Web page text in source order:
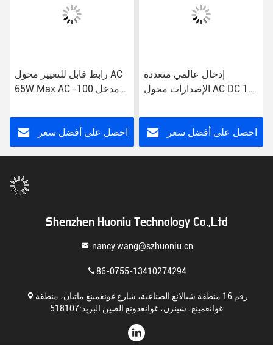
رابط قابل للتغيير محول AC
65W Max AC مدخل 100-
احصل على أفضل سعر
إدخال عالمي متعددة
الإصدارات محول AC DC 1A
5.5 جاك 15W Max
احصل على أفضل سعر
Shenzhen Huoniu Technology Co.,Ltd
nancy.wang@szhuoniu.cn
86-0755-13410274294
رقم 16 منطقة شيالانغ الصناعية، شارع غونغمينغ ماتيان، منطقة
غوانغمينغ، شينزن، غوانغدونغ الصين البريد:518107